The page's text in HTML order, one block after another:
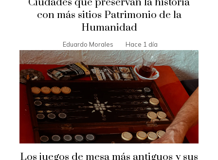
con más sitios Patrimonio de la
Humanidad
Eduardo Morales Hace 1 día
Los juegos de mesa más antiguos y sus